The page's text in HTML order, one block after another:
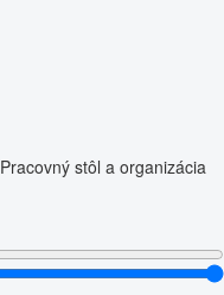
Pracovný stôl a organizácia